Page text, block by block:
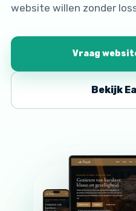
website willen zonder
Vraag
Bekijk